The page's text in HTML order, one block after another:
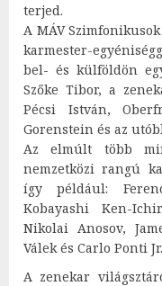
terjed.
A MÁV
karmester-
bel- és külföldön
Szőke Tibor, a
Pécsi István,
Gorenstein és az
Az elmúlt több
nemzetközi rangú
így például:
Kobayashi Ken-
Nikolai Anosov,
Válek és Carlo Ponti Jr.
A zenekar